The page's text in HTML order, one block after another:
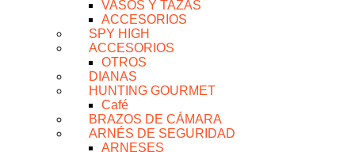
VASOS Y TAZAS
ACCESORIOS
SPY HIGH
ACCESORIOS
OTROS
DIANAS
HUNTING GOURMET
Café
BRAZOS DE CÁMARA
ARNÉS DE SEGURIDAD
ARNESES